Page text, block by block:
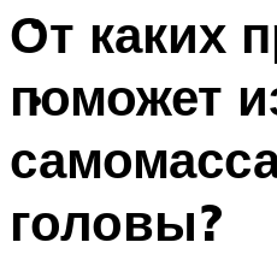
ФИТНЕС
МЕНЮ
От каких
поможет
головы?